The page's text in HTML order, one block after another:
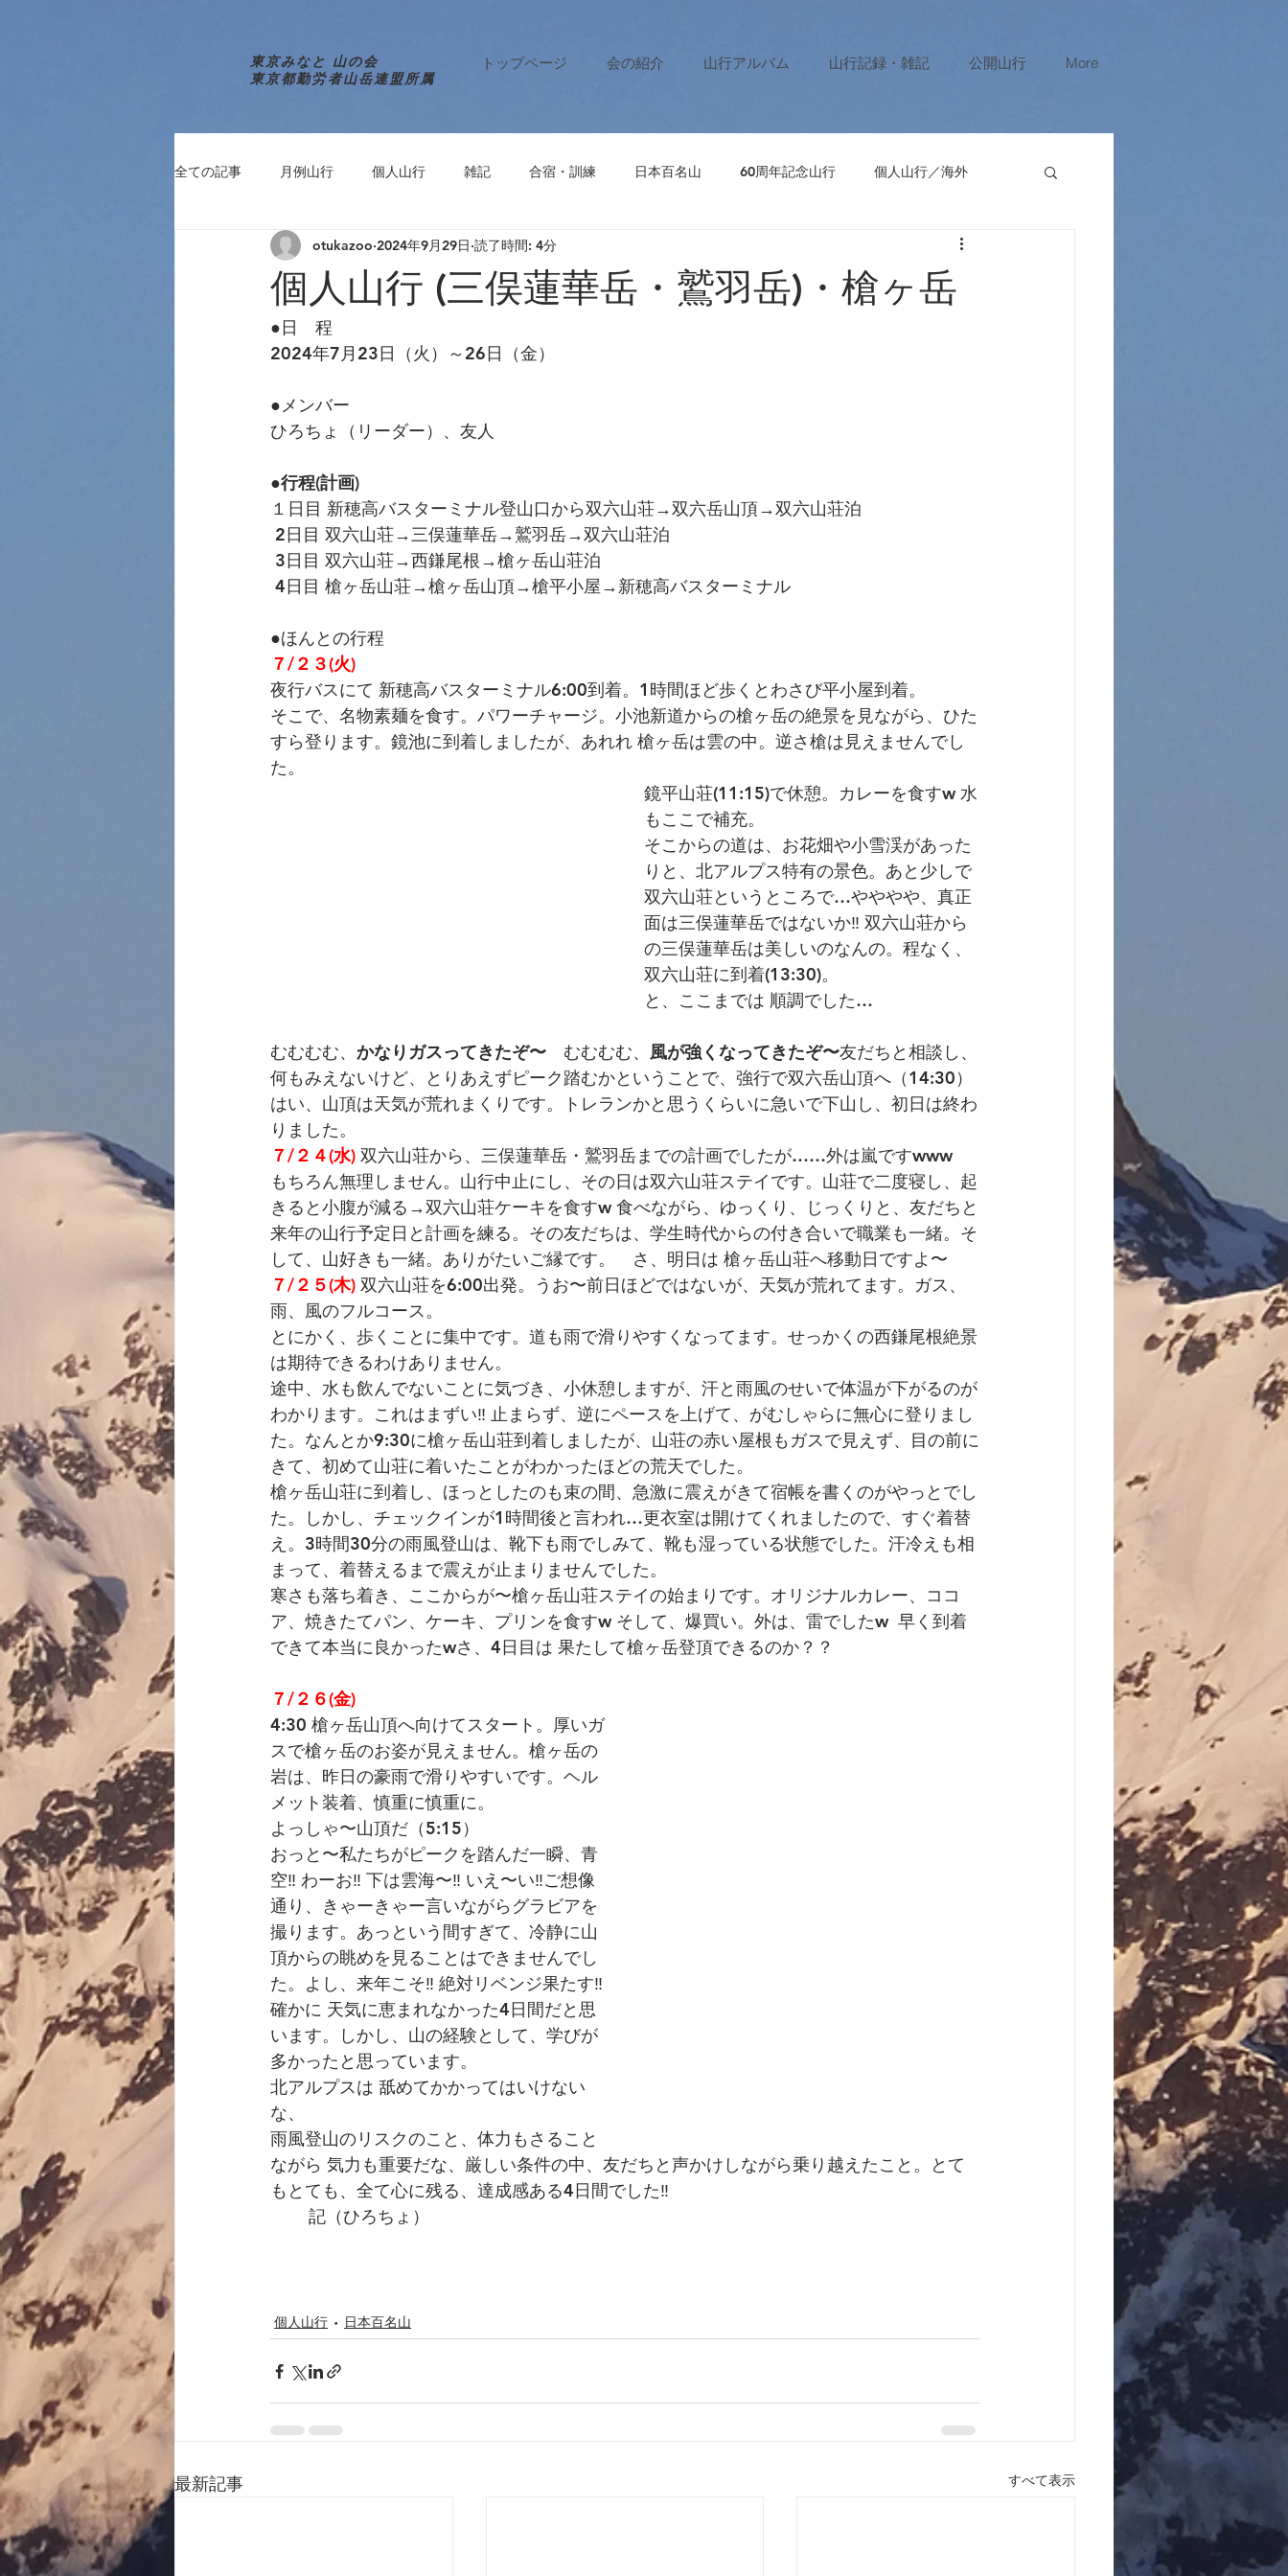
トップページ 会の紹介 山行アルバム 山行記録・雑記 公開山行 More
全ての記事 月例山行 個人山行 雑記 合宿・訓練 日本百名山 60周年記念山行 個人山行／海外
個人山行 (三俣蓮華岳・鷲羽岳)・槍ヶ岳
otukazoo 2024年9月29日 読了時間: 4分
●日　程
2024年7月23日（火）～26日（金）
●メンバー
ひろちょ（リーダー）、友人
●行程(計画)
１日目 新穂高バスターミナル登山口から双六山荘→双六岳山頂→双六山荘泊
2日目 双六山荘→三俣蓮華岳→鷲羽岳→双六山荘泊
3日目 双六山荘→西鎌尾根→槍ヶ岳山荘泊
4日目 槍ヶ岳山荘→槍ヶ岳山頂→槍平小屋→新穂高バスターミナル
●ほんとの行程
７/２３(火)
夜行バスにて 新穂高バスターミナル6:00到着。1時間ほど歩くとわさび平小屋到着。
そこで、名物素麺を食す。パワーチャージ。小池新道からの槍ヶ岳の絶景を見ながら、ひた
すら登ります。鏡池に到着しましたが、あれれ 槍ヶ岳は雲の中。逆さ槍は見えませんでし
た。
鏡平山荘(11:15)で休憩。カレーを食すw 水
もここで補充。
そこからの道は、お花畑や小雪渓があった
りと、北アルプス特有の景色。あと少しで
双六山荘というところで…やややや、真正
面は三俣蓮華岳ではないか‼︎ 双六山荘から
の三俣蓮華岳は美しいのなんの。程なく、
双六山荘に到着(13:30)。
と、ここまでは 順調でした…
むむむむ、 かなりガスってきたぞ〜 むむむむ、 風が強くなってきたぞ〜友だちと相談し、
何もみえないけど、とりあえずピーク踏むかということで、強行で双六岳山頂へ（14:30）
はい、山頂は天気が荒れまくりです。トレランかと思うくらいに急いで下山し、初日は終わ
りました。
７/２４(水) 双六山荘から、三俣蓮華岳・鷲羽岳までの計画でしたが……外は嵐ですwww
もちろん無理しません。山行中止にし、その日は双六山荘ステイです。山荘で二度寝し、起
きると小腹が減る→双六山荘ケーキを食すw 食べながら、ゆっくり、じっくりと、友だちと
来年の山行予定日と計画を練る。その友だちは、学生時代からの付き合いで職業も一緒。そ
して、山好きも一緒。ありがたいご縁です。　さ、明日は 槍ヶ岳山荘へ移動日ですよ〜
７/２５(木) 双六山荘を6:00出発。うお〜前日ほどではないが、天気が荒れてます。ガス、
雨、風のフルコース。
とにかく、歩くことに集中です。道も雨で滑りやすくなってます。せっかくの西鎌尾根絶景
は期待できるわけありません。
途中、水も飲んでないことに気づき、小休憩しますが、汗と雨風のせいで体温が下がるのが
わかります。これはまずい‼︎ 止まらず、逆にペースを上げて、がむしゃらに無心に登りまし
た。なんとか9:30に槍ヶ岳山荘到着しましたが、山荘の赤い屋根もガスで見えず、目の前に
きて、初めて山荘に着いたことがわかったほどの荒天でした。
槍ヶ岳山荘に到着し、ほっとしたのも束の間、急激に震えがきて宿帳を書くのがやっとでし
た。しかし、チェックインが1時間後と言われ…更衣室は開けてくれましたので、すぐ着替
え。3時間30分の雨風登山は、靴下も雨でしみて、靴も湿っている状態でした。汗冷えも相
まって、着替えるまで震えが止まりませんでした。
寒さも落ち着き、ここからが〜槍ヶ岳山荘ステイの始まりです。オリジナルカレー、ココ
ア、焼きたてパン、ケーキ、プリンを食すw そして、爆買い。外は、雷でしたw  早く到着
できて本当に良かったwさ、4日目は 果たして槍ヶ岳登頂できるのか？？
７/２６(金)
4:30 槍ヶ岳山頂へ向けてスタート。厚いガ
スで槍ヶ岳のお姿が見えません。槍ヶ岳の
岩は、昨日の豪雨で滑りやすいです。ヘル
メット装着、慎重に慎重に。
よっしゃ〜山頂だ（5:15）
おっと〜私たちがピークを踏んだ一瞬、青
空‼︎ わーお‼︎ 下は雲海〜‼︎ いえ〜い‼︎ご想像
通り、きゃーきゃー言いながらグラビアを
撮ります。あっという間すぎて、冷静に山
頂からの眺めを見ることはできませんでし
た。よし、来年こそ‼︎ 絶対リベンジ果たす‼
確かに 天気に恵まれなかった4日間だと思
います。しかし、山の経験として、学びが
多かったと思っています。
北アルプスは 舐めてかかってはいけない
な、
雨風登山のリスクのこと、体力もさること
ながら 気力も重要だな、厳しい条件の中、友だちと声かけしながら乗り越えたこと。とて
もとても、全て心に残る、達成感ある4日間でした‼︎
記（ひろちょ）
個人山行 日本百名山
最新記事 すべて表示
東京みなと 山の会
東京都勤労者山岳連盟所属